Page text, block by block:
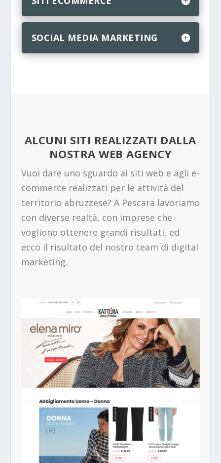
SOCIAL MEDIA MARKETING
ALCUNI SITI REALIZZATI DALLA
NOSTRA WEB AGENCY
Vuoi dare uno sguardo ai siti web e agli e-
commerce realizzati per le attività del
territorio abruzzese? A Pescara lavoriamo
con diverse realtà, con imprese che
vogliono ottenere grandi risultati, ed
ecco il risultato del nostro team di digital
marketing.